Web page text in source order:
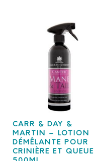
CARR & DAY &
MARTIN – LOTION
DÉMÊLANTE POUR
CRINIÈRE ET QUEUE